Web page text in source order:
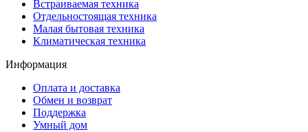
Встраиваемая техника
Отдельностоящая техника
Малая бытовая техника
Климатическая техника
Информация
Оплата и доставка
Обмен и возврат
Поддержка
Умный дом